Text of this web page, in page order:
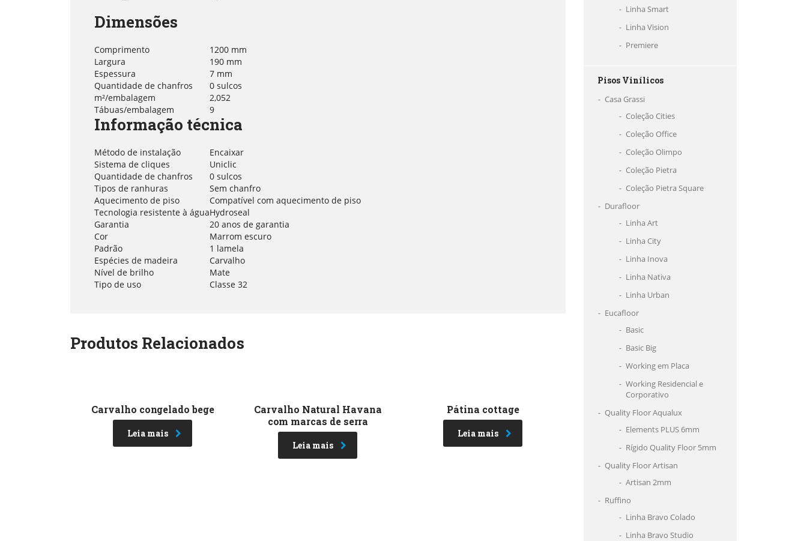
Dimensões
Comprimento
1200 mm
Largura
190 mm
Espessura
7 mm
Quantidade de chanfros
0 sulcos
m²/embalagem
2,052
Tábuas/embalagem
9
Informação técnica
Método de instalação
Encaixar
Sistema de cliques
Uniclic
Quantidade de chanfros
0 sulcos
Tipos de ranhuras
Sem chanfro
Aquecimento de piso
Compatível com aquecimento de piso
Tecnologia resistente à águaHydroseal
Garantia
20 anos de garantia
Cor
Marrom escuro
Padrão
1 lamela
Espécies de madeira
Carvalho
Nível de brilho
Mate
Tipo de uso
Classe 32
Produtos Relacionados
Carvalho congelado bege
Leia mais
Carvalho Natural Havana
com marcas de serra
Leia mais
Pátina cottage
Leia mais
Linha Smart
Linha Vision
Premiere
Pisos Vinílicos
Casa Grassi
Coleção Cities
Coleção Office
Coleção Olimpo
Coleção Pietra
Coleção Pietra Square
Durafloor
Linha Art
Linha City
Linha Inova
Linha Nativa
Linha Urban
Eucafloor
Basic
Basic Big
Working em Placa
Working Residencial e
Corporativo
Quality Floor Aqualux
Elements PLUS 6mm
Rígido Quality Floor 5mm
Quality Floor Artisan
Artisan 2mm
Ruffino
Linha Bravo Colado
Linha Bravo Studio